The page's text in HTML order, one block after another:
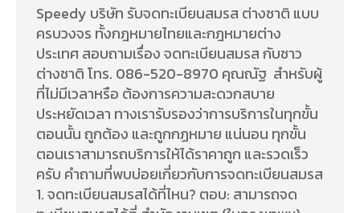
Speedy บริษัท รับจดทะเบียนสมรส ต่างชาติ แบบ
ครบวงจร ทั้งกฎหมายไทยและกฎหมายต่าง
ประเทศ สอบถามเรื่อง จดทะเบียนสมรส กับชาว
ต่างชาติ โทร. 086-520-8970 คุณณัฐ สำหรับผู้
ที่ไม่มีเวลาหรือ ต้องการความสะดวกสบาย
ประหยัดเวลา ทางเรารับรองว่าการบริการในทุกขั้น
ตอนนั้น ถูกต้อง และถูกกฏหมาย แน่นอน ทุกขั้น
ตอนเราสามารถบริการให้ได้ราคาถูก และรวดเร็ว
ครับ คำถามที่พบบ่อยเกี่ยวกับการจดทะเบียนสมรส
1. จดทะเบียนสมรสได้ที่ไหน? ตอบ: สามารถจด